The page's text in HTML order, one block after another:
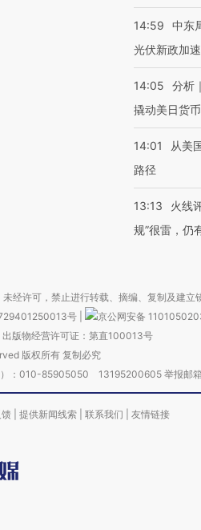
14:59
中东
光伏新政加
14:05
分析
撬动美日货
14:01
从美
路径
13:13
火线
规”很雷，仍
经许可，禁止进行转载、摘编、复制及建立
号
京公网安备
出版物经营许可证：第直100013号
版权所有 复制必究
）：010-85905050 13195200605 举报邮
提供新闻线索 联系我们 友情链接